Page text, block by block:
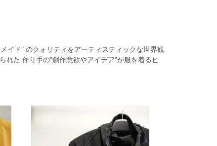
イド" のクォリティをアーティスティックな世界観
れた 作り手の"創作意欲やアイデア"が服を着るヒ